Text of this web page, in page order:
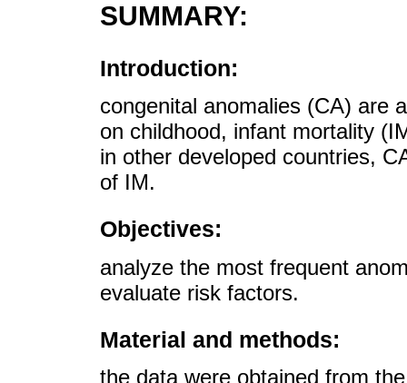
SUMMARY:
Introduction:
congenital anomalies (CA) are
on childhood, infant mortality
in other developed countries,
of IM.
Objectives:
analyze the most frequent
evaluate risk factors.
Material and methods:
the data were obtained from